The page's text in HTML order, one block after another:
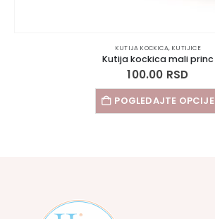
KUTIJA KOCKICA, KUTIJICE
Kutija kockica mali princ
100.00 RSD
POGLEDAJTE OPCIJE